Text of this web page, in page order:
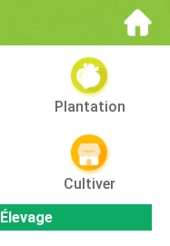
Plantation
Cultiver
Élevage